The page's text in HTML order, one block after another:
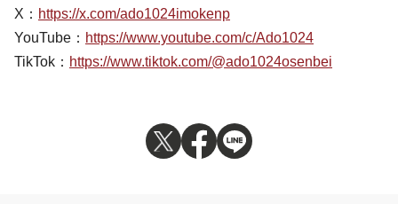
X： https://x.com/ado1024imokenp
YouTube： https://www.youtube.com/c/Ado1024
TikTok： https://www.tiktok.com/@ado1024osenbei